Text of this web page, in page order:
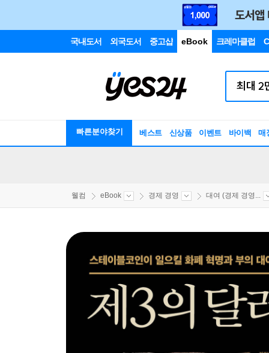
국내도서 외국도서 중고샵 eBook 크레마클럽
빠른분야찾기 베스트 신상품 이벤트 바이백 매
웰컴 eBook 경제 경영 대여 (경제 경영...